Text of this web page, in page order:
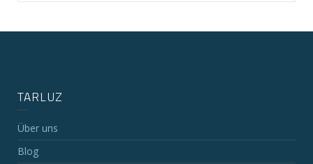
TARLUZ
Über uns
Blog